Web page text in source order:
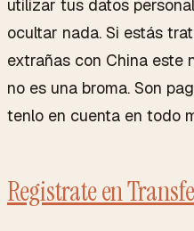
utilizar tus datos
ocultar nada. Si estás
extrañas con China este
no es una broma. Son
tenlo en cuenta en todo
Registrate en